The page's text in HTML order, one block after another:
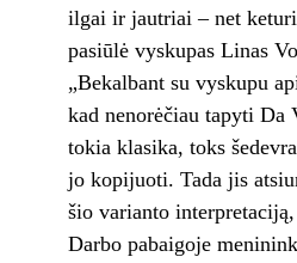
ilgai ir jautriai – net
pasiūlė vyskupas Linas
„Bekalbant su vyskupu
kad nenorėčiau tapyti Da
tokia klasika, toks
jo kopijuoti. Tada jis
šio varianto
Darbo pabaigoje